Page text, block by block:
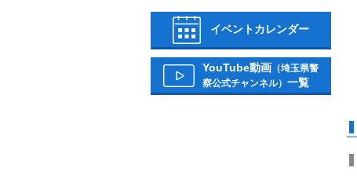
イベントカレンダー
YouTube動画 （埼玉県警
察公式チャンネル） 一覧